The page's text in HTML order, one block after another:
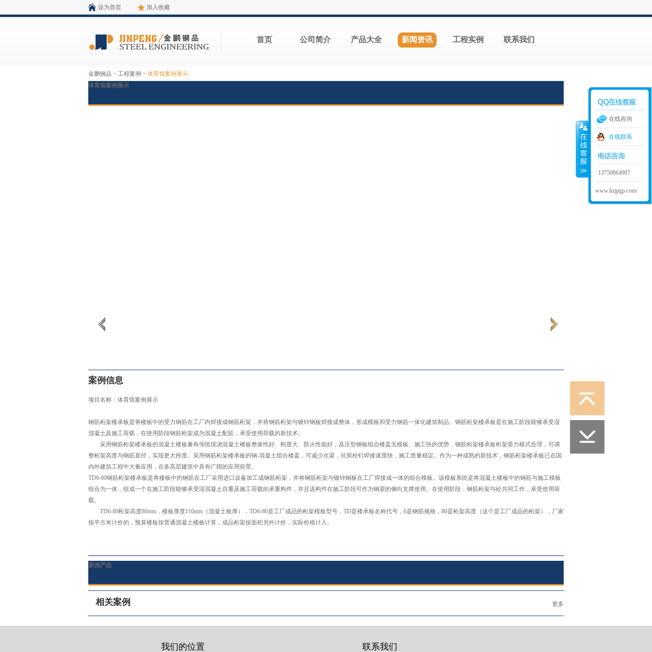
设为首页 加入收藏
首页 公司简介 产品大全 新闻资讯 工程实例 联系我们
金鹏钢品 > 工程案例 > 体育馆案例展示
体育馆案例展示
案例信息
项目名称：体育馆案例展示
钢筋桁架楼承板是将楼板中的受力钢筋在工厂内焊接成钢筋桁架，并将钢筋桁架与镀锌钢板焊接成整体，形成模板和受力钢筋一体化建筑制品。钢筋桁架楼承板是在施工阶段能够承受湿
混凝土及施工荷载，在使用阶段钢筋桁架成为混凝土配筋，承受使用荷载的新技术。
采用钢筋桁架楼承板的混凝土楼板兼有传统现浇混凝土楼板整体性好、刚度大、防火性能好，及压型钢板组合楼盖无模板、施工快的优势，钢筋桁架楼承板桁架受力模式合理，可调
整桁架高度与钢筋直径，实现更大跨度。采用钢筋桁架楼承板的钢-混凝土组合楼盖，可减少次梁，抗剪栓钉焊接速度快，施工质量稳定。作为一种成熟的新技术，钢筋桁架楼承板已在国
内外建筑工程中大量应用，在多高层建筑中具有广阔的应用前景。
TD6-80钢筋桁架楼承板是将楼板中的钢筋在工厂采用进口设备加工成钢筋桁架，并将钢筋桁架与镀锌钢板在工厂焊接成一体的组合模板。该模板系统是将混凝土楼板中的钢筋与施工模板
组合为一体，组成一个在施工阶段能够承受湿混凝土自重及施工荷载的承重构件，并且该构件在施工阶段可作为钢梁的侧向支撑使用。在使用阶段，钢筋桁架与砼共同工作，承受使用荷
载。
TD6-80桁架高度80mm，楼板厚度110mm（混凝土板厚），TD6-80是工厂成品的桁架模板型号，TD是楼承板名称代号，6是钢筋规格，80是桁架高度（这个是工厂成品的桁架），厂家
按平方米计价的，预算楼板按普通混凝土楼板计算，成品桁架按面积另外计价，实际价格计入。
案例产品
更多
相关案例
我们的位置 联系我们
在线咨询
在线联系
13750864907
www.hzjpgp.com/